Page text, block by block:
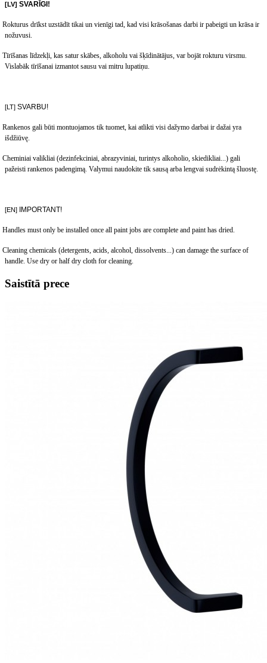
[LV] SVARĪGI !
Rokturus drīkst uzstādīt tikai un vienīgi tad, kad visi krāsošanas darbi ir pabeigti un krāsa ir
nožuvusi.
Tīrīšanas līdzekļi, kas satur skābes, alkoholu vai šķīdinātājus, var bojāt rokturu virsmu.
Vislabāk tīrīšanai izmantot sausu vai mitru lupatiņu.
[LT] SVARBU!
Rankenos gali būti montuojamos tik tuomet, kai atlikti visi dažymo darbai ir dažai yra
išdžiūvę.
Cheminiai valikliai (dezinfekciniai, abrazyviniai, turintys alkoholio, skiedikliai...) gali
pažeisti rankenos padengimą. Valymui naudokite tik sausą arba lengvai sudrėkintą šluostę.
[EN] IMPORTANT!
Handles must only be installed once all paint jobs are complete and paint has dried.
Cleaning chemicals (detergents, acids, alcohol, dissolvents...) can damage the surface of
handle. Use dry or half dry cloth for cleaning.
Saistītā prece